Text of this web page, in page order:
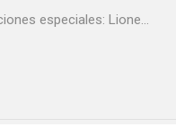
Operaciones especiales: Lioness